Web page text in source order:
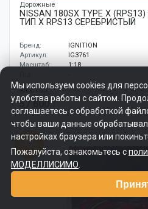
Дорожные
NISSAN 180SX TYPE X
ТИП X RPS13 СЕРЕБРИСТЫЙ
Бренд:
IGNITION
Артикул:
IG3761
Масштаб:
1:18
88 615
57 600
-35%
Мы используем cookies для
удобства работы с сайтом.
соглашаетесь с обработкой
чтобы ваши данные
настройках браузера или
Пожалуйста, ознакомьтесь с
МОДЕЛЛИСИМО